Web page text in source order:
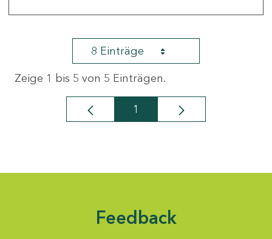
8 Einträge
Zeige 1 bis 5 von 5 Einträgen.
Seite
1
Feedback